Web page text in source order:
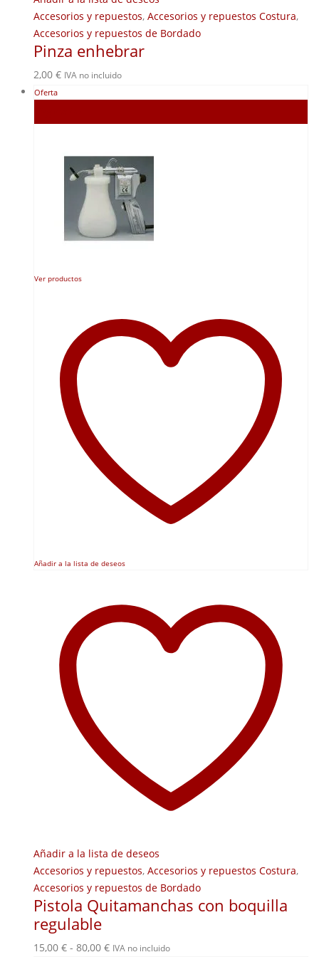
Accesorios y repuestos, Accesorios y repuestos Costura,
Accesorios y repuestos de Bordado
Pinza enhebrar
2,00 € IVA no incluido
Oferta
Ver productos
Añadir a la lista de deseos
Añadir a la lista de deseos
Accesorios y repuestos, Accesorios y repuestos Costura,
Accesorios y repuestos de Bordado
Pistola Quitamanchas con boquilla
regulable
15,00 € - 80,00 €Rango
IVA no incluido